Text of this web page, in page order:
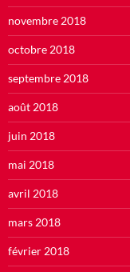
novembre 2018
octobre 2018
septembre 2018
août 2018
juin 2018
mai 2018
avril 2018
mars 2018
février 2018